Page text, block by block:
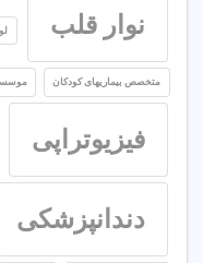
نوار قلب
متخصص بیماریهای کودکان
فیزیوتراپی
دندانپزشکی